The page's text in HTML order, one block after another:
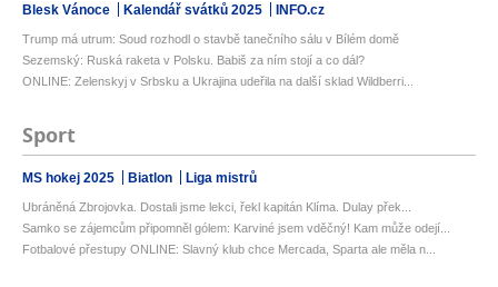
Blesk Vánoce Kalendář svátků 2025 INFO.cz
Trump má utrum: Soud rozhodl o stavbě tanečního sálu v Bílém domě
Sezemský: Ruská raketa v Polsku. Babiš za ním stojí a co dál?
ONLINE: Zelenskyj v Srbsku a Ukrajina udeřila na další sklad Wildberri...
Sport
MS hokej 2025 Biatlon Liga mistrů
Ubráněná Zbrojovka. Dostali jsme lekci, řekl kapitán Klíma. Dulay přek...
Samko se zájemcům připomněl gólem: Karviné jsem vděčný! Kam může odejí...
Fotbalové přestupy ONLINE: Slavný klub chce Mercada, Sparta ale měla n...